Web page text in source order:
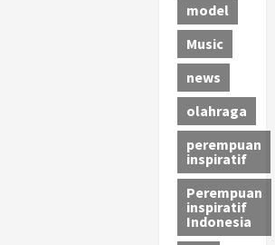
model
Music
news
olahraga
perempuan
inspiratif
Perempuan
inspiratif
Indonesia